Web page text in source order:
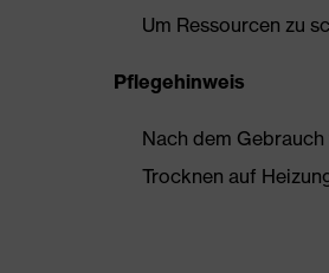
Um Ressourcen zu
Pflegehinweis
Nach dem
Trocknen auf